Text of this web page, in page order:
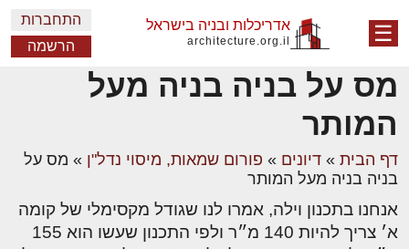
☰ אדריכלות ובניה בישראל
architecture.org.il
התחברות
הרשמה
מס על בניה בניה מעל
המותר
דף הבית » דיונים » פורום שמאות, מיסוי נדל"ן » מס על
בניה בניה מעל המותר
אנחנו בתכנון וילה, אמרו לנו שגודל מקסימלי של קומה
א׳ צריך להיות 140 מ״ר ולפי התכנון שעשו הוא 155